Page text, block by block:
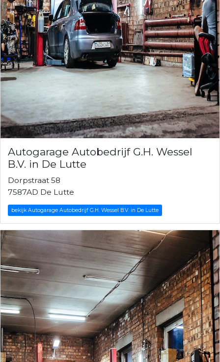
Autogarage Autobedrijf G.H. Wessel
B.V. in De Lutte
Dorpstraat 58
7587AD De Lutte
bekijk Autogarage Autobedrijf G.H. Wessel B.V. in De Lutte